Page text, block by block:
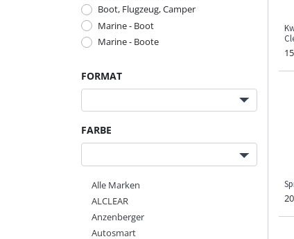
Boot, Flugzeug, Camper
Marine - Boot
Marine - Boote
FORMAT
FARBE
Alle Marken
ALCLEAR
Anzenberger
Autosmart